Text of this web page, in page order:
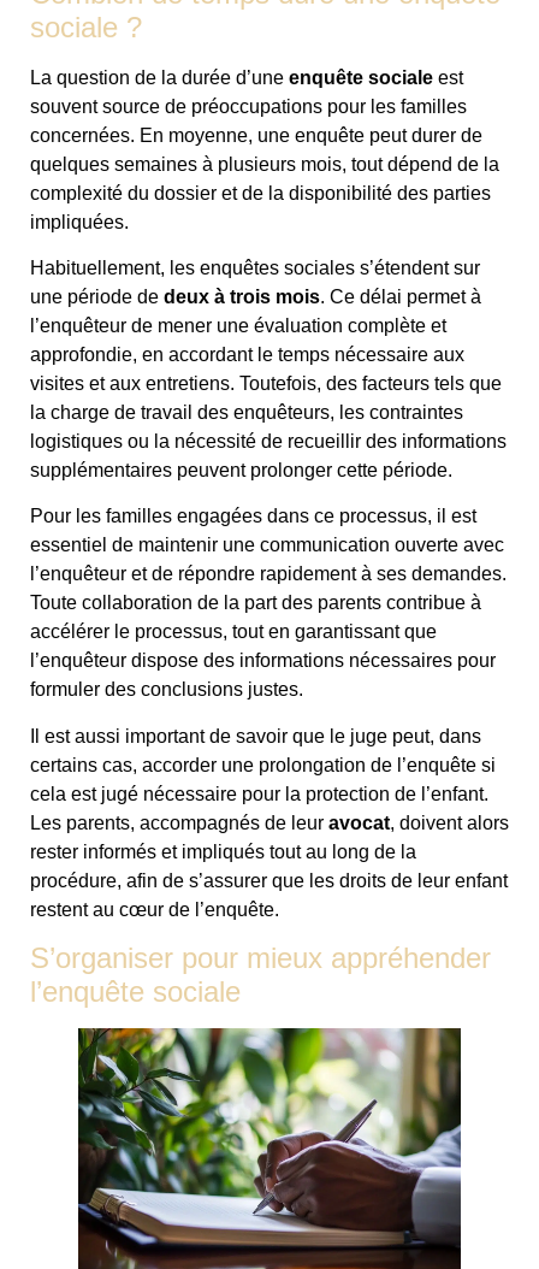
sociale ?
La question de la durée d’une enquête sociale est
souvent source de préoccupations pour les familles
concernées. En moyenne, une enquête peut durer de
quelques semaines à plusieurs mois, tout dépend de la
complexité du dossier et de la disponibilité des parties
impliquées.
Habituellement, les enquêtes sociales s’étendent sur
une période de deux à trois mois. Ce délai permet à
l’enquêteur de mener une évaluation complète et
approfondie, en accordant le temps nécessaire aux
visites et aux entretiens. Toutefois, des facteurs tels que
la charge de travail des enquêteurs, les contraintes
logistiques ou la nécessité de recueillir des informations
supplémentaires peuvent prolonger cette période.
Pour les familles engagées dans ce processus, il est
essentiel de maintenir une communication ouverte avec
l’enquêteur et de répondre rapidement à ses demandes.
Toute collaboration de la part des parents contribue à
accélérer le processus, tout en garantissant que
l’enquêteur dispose des informations nécessaires pour
formuler des conclusions justes.
Il est aussi important de savoir que le juge peut, dans
certains cas, accorder une prolongation de l’enquête si
cela est jugé nécessaire pour la protection de l’enfant.
Les parents, accompagnés de leur avocat, doivent alors
rester informés et impliqués tout au long de la
procédure, afin de s’assurer que les droits de leur enfant
restent au cœur de l’enquête.
S’organiser pour mieux appréhender
l’enquête sociale